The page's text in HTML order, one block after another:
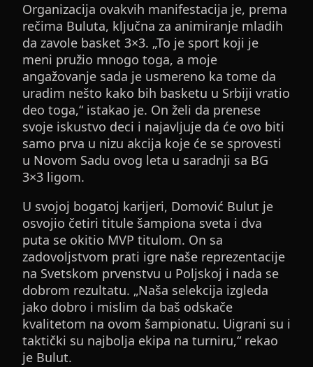
Organizacija ovakvih manifestacija je, prema
rečima Buluta, ključna za animiranje mladih
da zavole basket 3×3. „To je sport koji je
meni pružio mnogo toga, a moje
angažovanje sada je usmereno ka tome da
uradim nešto kako bih basketu u Srbiji vratio
deo toga,“ istakao je. On želi da prenese
svoje iskustvo deci i najavljuje da će ovo biti
samo prva u nizu akcija koje će se sprovesti
u Novom Sadu ovog leta u saradnji sa BG
3×3 ligom.
U svojoj bogatoj karijeri, Domović Bulut je
osvojio četiri titule šampiona sveta i dva
puta se okitio MVP titulom. On sa
zadovoljstvom prati igre naše reprezentacije
na Svetskom prvenstvu u Poljskoj i nada se
dobrom rezultatu. „Naša selekcija izgleda
jako dobro i mislim da baš odskače
kvalitetom na ovom šampionatu. Uigrani su i
taktički su najbolja ekipa na turniru,“ rekao
je Bulut.